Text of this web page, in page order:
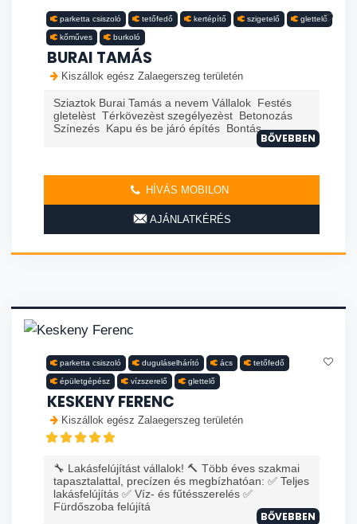
parketta csiszoló tetőfedő kertépítő szigetelő glettelő
kőműves burkoló
BURAI TAMÁS
Kiszállok egész Zalaegerszeg területén
Sziaztok Burai Tamás a nevem Vállalok Festés
gletelèst Térkövezèst szegélyezèst Betonozás
Színezés Kapu és be járó építés Bontás
BŐVEBBEN
HÍVÁS MOBILON
AJÁNLATKÉRÉS
parketta csiszoló duguláselhárító ács tetőfedő
épületgépész vízszerelő glettelő
KESKENY FERENC
Kiszállok egész Zalaegerszeg területén
🔧 Lakásfelújítást vállalok! 🔨 Több éves szakmai
tapasztalattal, precízen és megbízhatóan: ✅ Teljes
lakásfelújítás ✅ Víz- és fűtésszerelés ✅
Fürdőszoba felújítá
BŐVEBBEN